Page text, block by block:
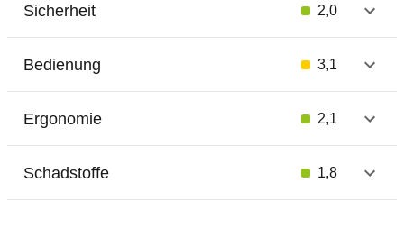
Sicherheit 2,0
Bedienung 3,1
Ergonomie 2,1
Schadstoffe 1,8